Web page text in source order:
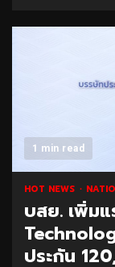
1 min read
HOT NEWS
บสย. เพิ่ม
ประกัน